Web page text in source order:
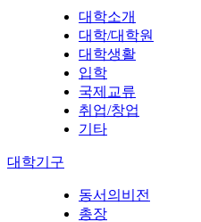
대학소개
대학/대학원
대학생활
입학
국제교류
취업/창업
기타
대학기구
동서의비전
총장